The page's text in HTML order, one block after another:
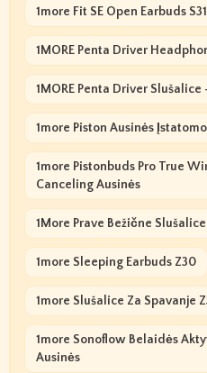
1more Fit SE Open Earbuds S31
1MORE Penta Driver
1MORE Penta Driver Slušalice
1more Piston Ausinės
1more Pistonbuds Pro True
Canceling Ausinės
1More Prave Bežične
1more Sleeping Earbuds Z30
1more Slušalice Za Spavanje
1more Sonoflow Belaidės
Ausinės